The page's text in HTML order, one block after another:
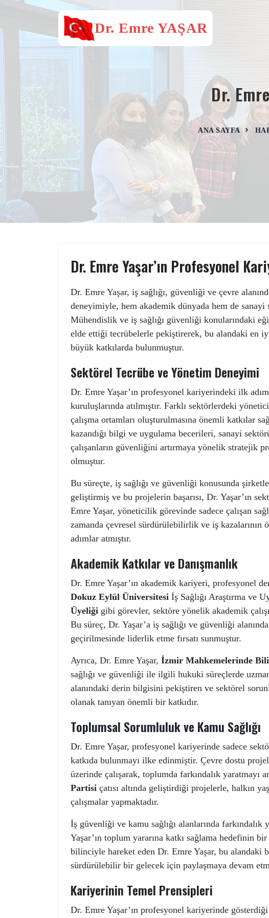
Dr. Emre YAŞAR
Dr.
ANA SAYFA
Dr. Emre Yaşar’ın Profesyonel
Dr. Emre Yaşar, iş sağlığı, güvenliği ve çevre
deneyimiyle, hem akademik dünyada hem de
Mühendislik ve iş sağlığı güvenliği konularındaki
elde ettiği tecrübelerle pekiştirerek, bu alandaki en
büyük katkılarda bulunmuştur.
Sektörel Tecrübe ve Yönetim Deneyimi
Dr. Emre Yaşar’ın profesyonel kariyerindeki ilk
kuruluşlarında atılmıştır. Farklı sektörlerdeki
çalışma ortamları oluşturulmasına önemli katkılar
kazandığı bilgi ve uygulama becerileri, sanayi
çalışanların güvenliğini artırmaya yönelik stratejik
olmuştur.
Bu süreçte, iş sağlığı ve güvenliği konusunda
geliştirmiş ve bu projelerin başarısı, Dr. Yaşar’ın
Emre Yaşar, yöneticilik görevinde sadece çalışan
zamanda çevresel sürdürülebilirlik ve iş kazalarının
adımlar atmıştır.
Akademik Katkılar ve Danışmanlık
Dr. Emre Yaşar’ın akademik kariyeri, profesyonel
Dokuz Eylül Üniversitesi İş Sağlığı Araştırma ve
Üyeliği gibi görevler, sektöre yönelik akademik
Bu süreç, Dr. Yaşar’a iş sağlığı ve güvenliği
geçirilmesinde liderlik etme fırsatı sunmuştur.
Ayrıca, Dr. Emre Yaşar, İzmir Mahkemelerinde
sağlığı ve güvenliği ile ilgili hukuki süreçlerde
alanındaki derin bilgisini pekiştiren ve sektörel
olanak tanıyan önemli bir katkıdır.
Toplumsal Sorumluluk ve Kamu Sağlığı
Dr. Emre Yaşar, profesyonel kariyerinde sadece
katkıda bulunmayı ilke edinmiştir. Çevre dostu
üzerinde çalışarak, toplumda farkındalık yaratmayı
Partisi çatısı altında geliştirdiği projelerle, halkın
çalışmalar yapmaktadır.
İş güvenliği ve kamu sağlığı alanlarında
Yaşar’ın toplum yararına katkı sağlama hedefinin
bilinciyle hareket eden Dr. Emre Yaşar, bu alandaki
sürdürülebilir bir gelecek için paylaşmaya devam
Kariyerinin Temel Prensipleri
Dr. Emre Yaşar’ın profesyonel kariyerinde